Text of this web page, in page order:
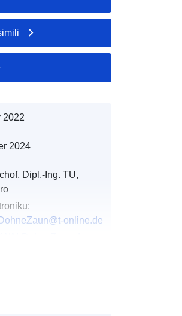
2022
2024
Dipl.-Ing. TU,
online.de